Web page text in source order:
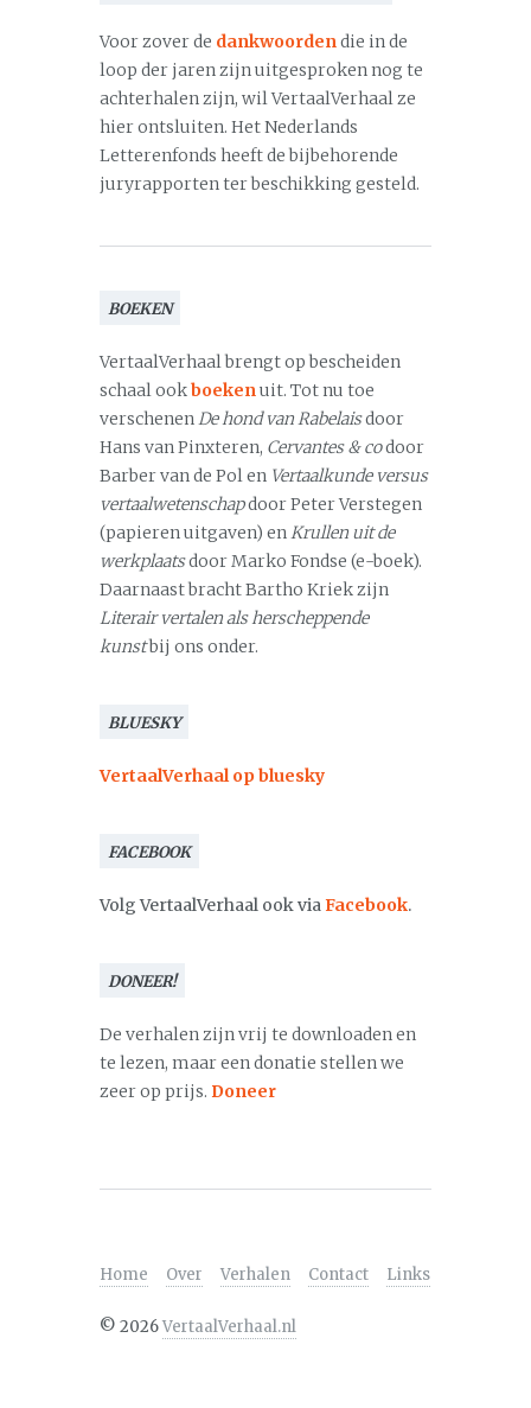
Voor zover de dankwoordendie in de
loop der jaren zijn uitgesproken nog te
achterhalen zijn, wil VertaalVerhaal ze
hier ontsluiten. Het Nederlands
Letterenfonds heeft de bijbehorende
juryrapporten ter beschikking gesteld.
BOEKEN
VertaalVerhaal brengt op bescheiden
schaal ookboekenuit. Tot nu toe
verschenenDe hond van Rabelaisdoor
Hans van Pinxteren, Cervantes & codoor
Barber van de Pol en Vertaalkunde versus
vertaalwetenschapdoor Peter Verstegen
(papieren uitgaven) enKrullen uit de
werkplaatsdoor Marko Fondse (e-boek).
Daarnaast bracht Bartho Kriek zijn
Literair vertalen als herscheppende
kunstbij ons onder.
BLUESKY
VertaalVerhaal op bluesky
FACEBOOK
Volg VertaalVerhaal ook viaFacebook.
DONEER!
De verhalen zijn vrij te downloaden en
te lezen, maar een donatie stellen we
zeer op prijs. Doneer
Home Over Verhalen Contact Links
© 2026VertaalVerhaal.nl